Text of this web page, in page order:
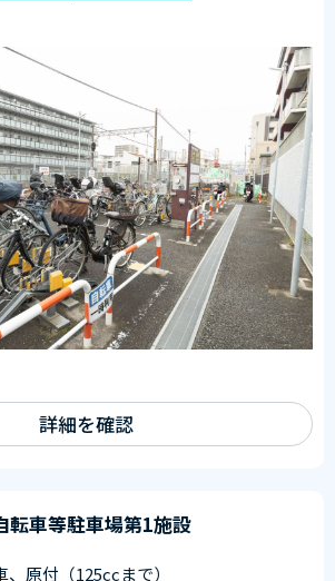
詳細を確認
転車等駐車場第1施設
、原付（125ccまで）